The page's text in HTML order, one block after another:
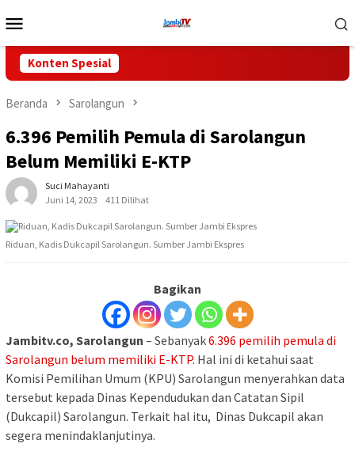
ke
Mobile
Konten Spesial
Beranda Sarolangun
6.396 Pemilih Pemula di Sarolangun
Belum Memiliki E-KTP
Suci Mahayanti
Juni 14, 2023
411 Dilihat
Riduan, Kadis Dukcapil Sarolangun. Sumber Jambi Ekspres
Bagikan
Jambitv.co, Sarolangun – Sebanyak6.396 pemilih pemula di
Sarolangun belum memiliki E-KTP. Hal ini di ketahui saat
Komisi Pemilihan Umum (KPU) Sarolangun menyerahkan data
tersebut kepada Dinas Kependudukan dan Catatan Sipil
(Dukcapil) Sarolangun. Terkait hal itu, Dinas Dukcapil akan
segera menindaklanjutinya.